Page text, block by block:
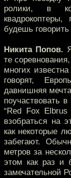
ролики, в
будешь говорить
Никита Попов.
те
многих
говорят,
давнишняя
поучаствовать
“Red Fox
взобраться на
как некоторые
забегают.
метров за
этом как раз и
замечательной